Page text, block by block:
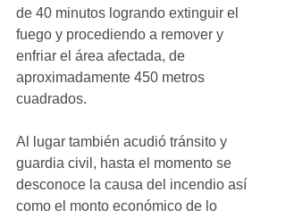
de 40 minutos logrando extinguir el
fuego y procediendo a remover y
enfriar el área afectada, de
aproximadamente 450 metros
cuadrados.
Al lugar también acudió tránsito y
guardia civil, hasta el momento se
desconoce la causa del incendio así
como el monto económico de lo